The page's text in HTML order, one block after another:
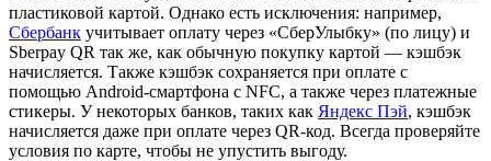
пластиковой картой. Однако есть исключения: например,
Сбербанк учитывает оплату через «СберУлыбку» (по лицу) и
Sberpay QR так же, как обычную покупку картой — кэшбэк
начисляется. Также кэшбэк сохраняется при оплате с
помощью Android-смартфона с NFC, а также через платежные
стикеры. У некоторых банков, таких как Яндекс Пэй, кэшбэк
начисляется даже при оплате через QR-код. Всегда проверяйте
условия по карте, чтобы не упустить выгоду.